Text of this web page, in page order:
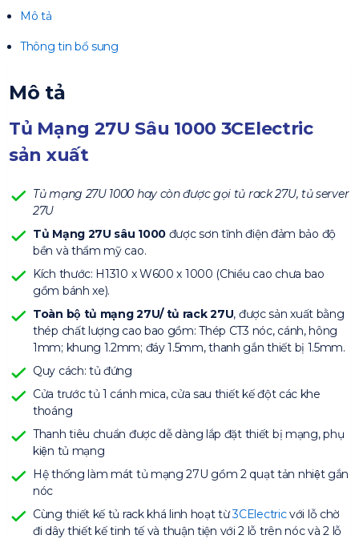
Mô tả
Thông tin bổ sung
Mô tả
Tủ Mạng 27U Sâu 1000 3CElectric
sản xuất
Tủ mạng 27U 1000 hay còn được gọi tủ rack 27U, tủ server
27U
Tủ Mạng 27U sâu 1000 được sơn tĩnh điện đảm bảo độ
bền và thẩm mỹ cao.
Kích thước: H1310 x W600 x 1000 (Chiều cao chưa bao
gồm bánh xe).
Toàn bộ tủ mạng 27U/ tủ rack 27U, được sản xuất bằng
thép chất lượng cao bao gồm: Thép CT3 nóc, cánh, hông
1mm; khung 1.2mm; đáy 1.5mm, thanh gắn thiết bị 1.5mm.
Quy cách: tủ đứng
Cửa trước tủ 1 cánh mica, cửa sau thiết kế đột các khe
thoáng
Thanh tiêu chuẩn được dễ dàng lắp đặt thiết bị mạng, phụ
kiện tủ mạng
Hệ thống làm mát tủ mạng 27U gồm 2 quạt tản nhiệt gắn
nóc
Cùng thiết kế tủ rack khá linh hoạt từ3CElectricvới lỗ chờ
đi dây thiết kế tinh tế và thuận tiện với 2 lỗ trên nóc và 2 lỗ